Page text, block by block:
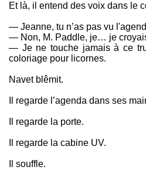
Et là, il entend des voix dans le
— Jeanne, tu n’as pas vu
— Non, M. Paddle, je… je
— Je ne touche jamais à ce
coloriage pour licornes.
Navet blêmit.
Il regarde l’agenda dans ses
Il regarde la porte.
Il regarde la cabine UV.
Il souffle.